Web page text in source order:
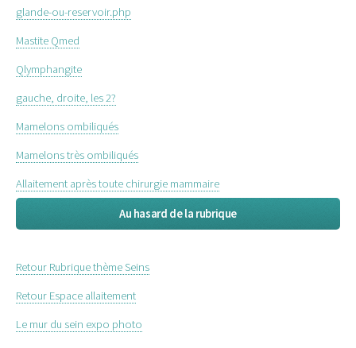
glande-ou-reservoir.php
Mastite Qmed
Qlymphangite
gauche, droite, les 2?
Mamelons ombiliqués
Mamelons très ombiliqués
Allaitement après toute chirurgie mammaire
Au hasard de la rubrique
Retour Rubrique thème Seins
Retour Espace allaitement
Le mur du sein expo photo